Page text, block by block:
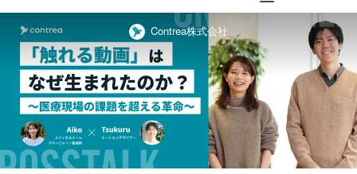
Contrea株式会社